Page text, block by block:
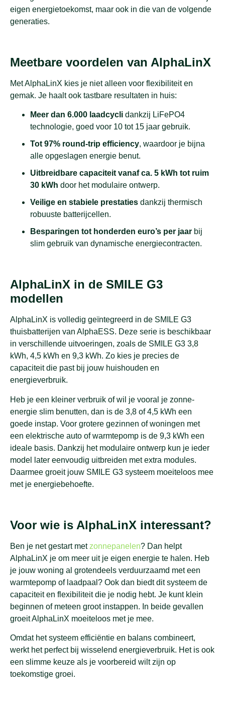
eigen energietoekomst, maar ook in die van de volgende
generaties.
Meetbare voordelen van AlphaLinX
Met AlphaLinX kies je niet alleen voor flexibiliteit en
gemak. Je haalt ook tastbare resultaten in huis:
Meer dan 6.000 laadcycli dankzij LiFePO4
technologie, goed voor 10 tot 15 jaar gebruik.
Tot 97% round-trip efficiency, waardoor je bijna
alle opgeslagen energie benut.
Uitbreidbare capaciteit vanaf ca. 5 kWh tot ruim
30 kWh door het modulaire ontwerp.
Veilige en stabiele prestaties dankzij thermisch
robuuste batterijcellen.
Besparingen tot honderden euro’s per jaar bij
slim gebruik van dynamische energiecontracten.
AlphaLinX in de SMILE G3
modellen
AlphaLinX is volledig geïntegreerd in de SMILE G3
thuisbatterijen van AlphaESS. Deze serie is beschikbaar
in verschillende uitvoeringen, zoals de SMILE G3 3,8
kWh, 4,5 kWh en 9,3 kWh. Zo kies je precies de
capaciteit die past bij jouw huishouden en
energieverbruik.
Heb je een kleiner verbruik of wil je vooral je zonne-
energie slim benutten, dan is de 3,8 of 4,5 kWh een
goede instap. Voor grotere gezinnen of woningen met
een elektrische auto of warmtepomp is de 9,3 kWh een
ideale basis. Dankzij het modulaire ontwerp kun je ieder
model later eenvoudig uitbreiden met extra modules.
Daarmee groeit jouw SMILE G3 systeem moeiteloos mee
met je energiebehoefte.
Voor wie is AlphaLinX interessant?
Ben je net gestart met zonnepanelen? Dan helpt
AlphaLinX je om meer uit je eigen energie te halen. Heb
je jouw woning al grotendeels verduurzaamd met een
warmtepomp of laadpaal? Ook dan biedt dit systeem de
capaciteit en flexibiliteit die je nodig hebt. Je kunt klein
beginnen of meteen groot instappen. In beide gevallen
groeit AlphaLinX moeiteloos met je mee.
Omdat het systeem efficiëntie en balans combineert,
werkt het perfect bij wisselend energieverbruik. Het is ook
een slimme keuze als je voorbereid wilt zijn op
toekomstige groei.